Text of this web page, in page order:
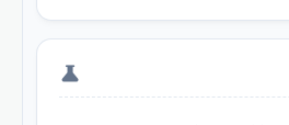
science